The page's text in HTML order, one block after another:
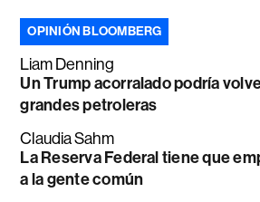
OPINIÓN BLOOMBERG
Liam Denning
Un Trump acorralado podría
grandes petroleras
Claudia Sahm
La Reserva Federal tiene que
a la gente común